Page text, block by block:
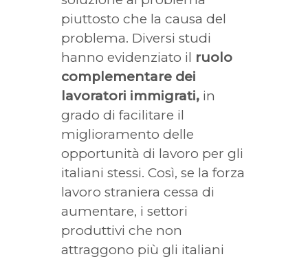
piuttosto che la causa del
problema. Diversi studi
hanno evidenziato il ruolo
complementare dei
lavoratori immigrati, in
grado di facilitare il
miglioramento delle
opportunità di lavoro per gli
italiani stessi. Così, se la forza
lavoro straniera cessa di
aumentare, i settori
produttivi che non
attraggono più gli italiani